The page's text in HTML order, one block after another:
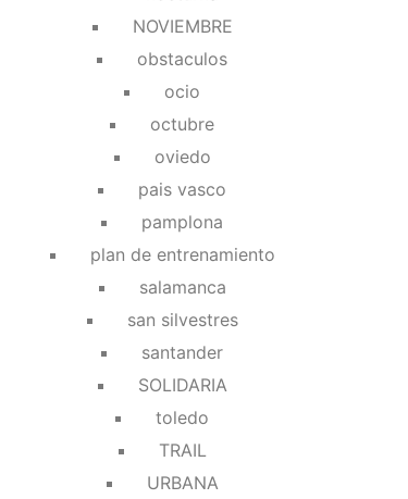
NOVIEMBRE
obstaculos
ocio
octubre
oviedo
pais vasco
pamplona
plan de entrenamiento
salamanca
san silvestres
santander
SOLIDARIA
toledo
TRAIL
URBANA